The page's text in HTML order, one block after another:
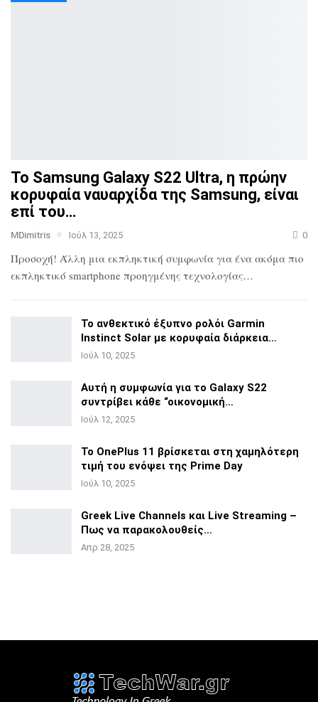
Το Samsung Galaxy S22 Ultra, η πρώην
κορυφαία ναυαρχίδατης Samsung, είναι
επί του…
MDimitris Ιούλ 13, 2025 0
Προσοχή! Άλλη μια εκπληκτική συμφωνία για ένα ακόμα πιο
εκπληκτικό smartphone προηγμένης τεχνολογίας…
Το ανθεκτικό έξυπνο ρολόι Garmin
Instinct Solar με κορυφαία διάρκεια…
Ιούλ 10, 2025
Αυτή η συμφωνία για το Galaxy S22
συντρίβει κάθε “οικονομική…
Ιούλ 12, 2025
Το OnePlus 11 βρίσκεται στη χαμηλότερη
τιμή του ενόψει της Prime Day
Ιούλ 10, 2025
Greek Live Channels και Live Streaming –
Πως να παρακολουθείς…
Απρ 28, 2025